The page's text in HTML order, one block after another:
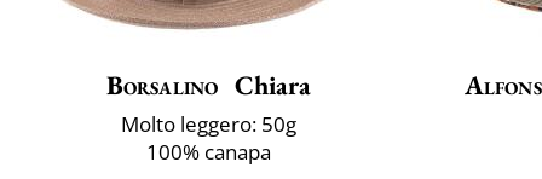
Borsalino Chiara
Molto leggero: 50g
100% canapa